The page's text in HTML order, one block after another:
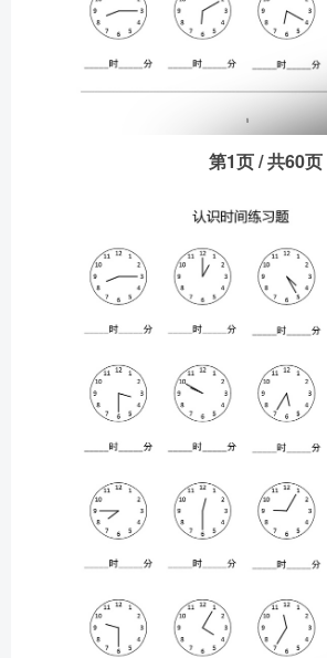
第1页 / 共60页